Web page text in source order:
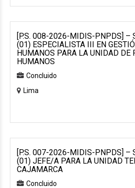
[P.S. 008-2026-MIDIS-PNPDS] –
(01) ESPECIALISTA III EN
HUMANOS PARA LA UNIDAD DE
HUMANOS
Concluido
Lima
[P.S. 007-2026-MIDIS-PNPDS] –
(01) JEFE/A PARA LA UNIDAD
CAJAMARCA
Concluido